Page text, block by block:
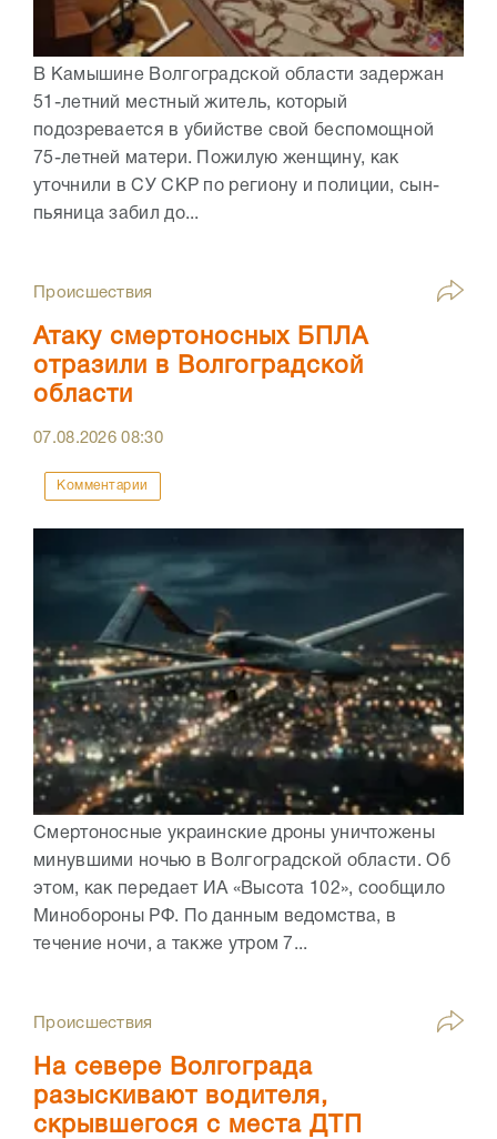
В Камышине Волгоградской области задержан
51-летний местный житель, который
подозревается в убийстве свой беспомощной
75-летней матери. Пожилую женщину, как
уточнили в СУ СКР по региону и полиции, сын-
пьяница забил до...
Происшествия
Атаку смертоносных БПЛА
отразили в Волгоградской
области
07.08.202608:30
Комментарии
Смертоносные украинские дроны уничтожены
минувшими ночью в Волгоградской области. Об
этом, как передает ИА «Высота 102», сообщило
Минобороны РФ. По данным ведомства, в
течение ночи, а также утром 7...
Происшествия
На севере Волгограда
разыскивают водителя,
скрывшегося с места ДТП